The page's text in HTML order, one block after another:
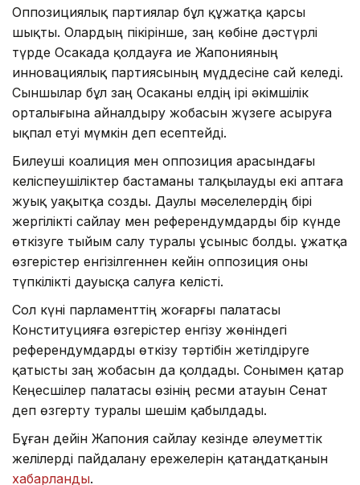
Оппозициялық партиялар бұл құжатқа қарсы
шықты. Олардың пікірінше, заң көбіне дәстүрлі
түрде Осакада қолдауға ие Жапонияның
инновациялық партиясының мүддесіне сай келеді.
Сыншылар бұл заң Осаканы елдің ірі әкімшілік
орталығына айналдыру жобасын жүзеге асыруға
ықпал етуі мүмкін деп есептейді.
Билеуші коалиция мен оппозиция арасындағы
келіспеушіліктер бастаманы талқылауды екі аптаға
жуық уақытқа созды. Даулы мәселелердің бірі
жергілікті сайлау мен референдумдарды бір күнде
өткізуге тыйым салу туралы ұсыныс болды. Құжатқа
өзгерістер енгізілгеннен кейін оппозиция оны
түпкілікті дауысқа салуға келісті.
Сол күні парламенттің жоғарғы палатасы
Конституцияға өзгерістер енгізу жөніндегі
референдумдарды өткізу тәртібін жетілдіруге
қатысты заң жобасын да қолдады. Сонымен қатар
Кеңесшілер палатасы өзінің ресми атауын Сенат
деп өзгерту туралы шешім қабылдады.
Бұған дейін Жапония сайлау кезінде әлеуметтік
желілерді пайдалану ережелерін қатаңдатқанын
хабарланды.